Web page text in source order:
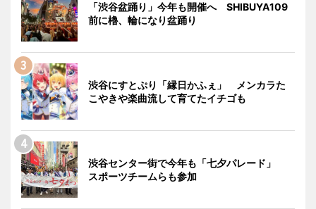
「渋谷盆踊り」今年も開催へ SHIBUYA109
前に櫓、輪になり盆踊り
渋谷にすとぷり「縁日かふぇ」 メンカラた
こやきや楽曲流して育てたイチゴも
渋谷センター街で今年も「七夕パレード」
スポーツチームらも参加